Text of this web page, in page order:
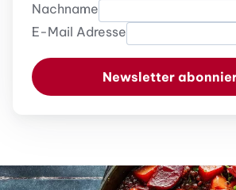
Nachname
E-Mail Adresse
Newsletter